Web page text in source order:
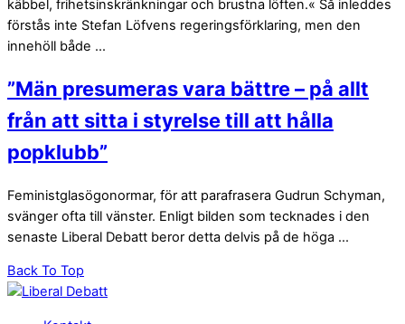
käbbel, frihetsinskränkningar och brustna löften.« Så inleddes
förstås inte Stefan Löfvens regeringsförklaring, men den
innehöll både ...
”Män presumeras vara bättre – på allt
från att sitta i styrelse till att hålla
popklubb”
Feministglasögonormar, för att parafrasera Gudrun Schyman,
svänger ofta till vänster. Enligt bilden som tecknades i den
senaste Liberal Debatt beror detta delvis på de höga ...
Back To Top